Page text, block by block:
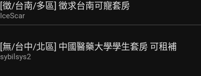
[徵/台南/多區] 徵求台南可寵套房
IceScar
[無/台中/北區] 中國醫藥大學學生套房 可租補
sybilsys2